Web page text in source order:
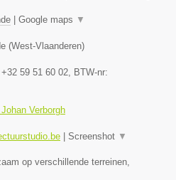
| Google maps ▼
(West-Vlaanderen)
+32 59 51 60 02 , BTW-nr:
Verborgh
| Screenshot ▼
op verschillende terreinen,